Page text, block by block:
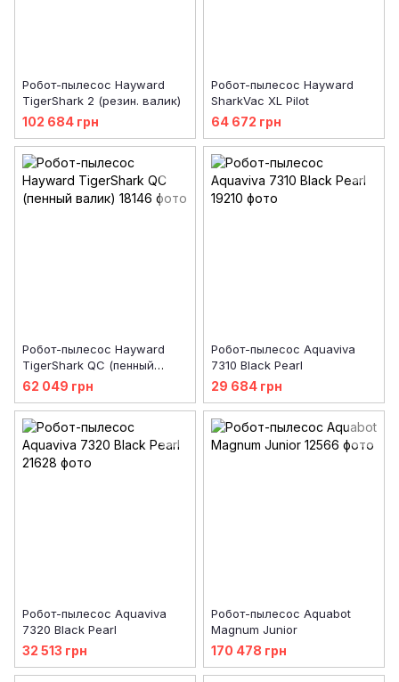
Робот-пылесос Hayward
TigerShark 2 (резин. валик)
102 684 грн
Робот-пылесос Hayward
SharkVac XL Pilot
64 672 грн
Робот-пылесос Hayward
TigerShark QC (пенный
валик)
62 049 грн
Робот-пылесоc Aquaviva
7310 Black Pearl
29 684 грн
Робот-пылесоc Aquaviva
7320 Black Pearl
32 513 грн
Робот-пылесоc Aquabot
Magnum Junior
170 478 грн